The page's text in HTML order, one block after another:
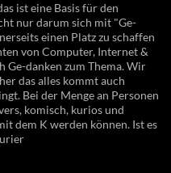
ist eine Basis für den
nur darum sich mit "Ge-
einen Platz zu schaffen
von Computer, Internet &
Ge-danken zum Thema. Wir
das alles kommt auch
Bei der Menge an Personen
komisch, kurios und
dem K werden können. Ist es